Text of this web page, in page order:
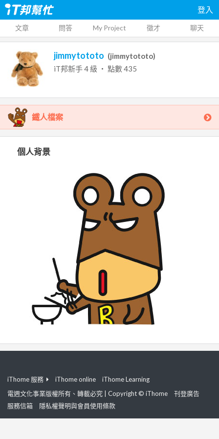
登入
文章 問答 My Project 徵才 聊天
jimmytototo (jimmytototo)
iT邦新手4 級 ‧ 點數435
鐵人檔案
個人背景
iThome 服務 iThome online
iThome Learning
電週文化事業版權所有、轉載必究 | Copyright © iThome
刊登廣告
服務信箱
隱私權聲明與會員使用條款